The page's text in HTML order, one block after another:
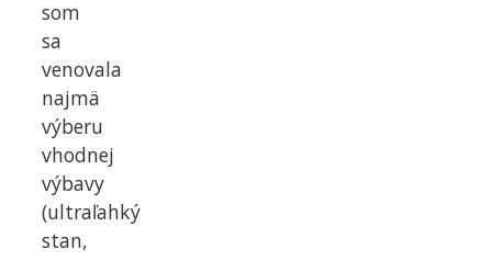
som
sa
venovala
najmä
výberu
vhodnej
výbavy
(ultraľahký
stan,